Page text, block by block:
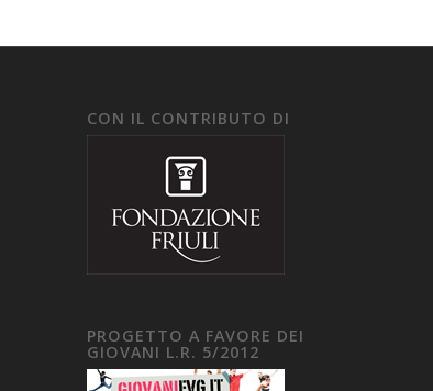
CON IL CONTRIBUTO DI
PROGETTO A FAVORE DEI
GIOVANI L.R. 5/2012